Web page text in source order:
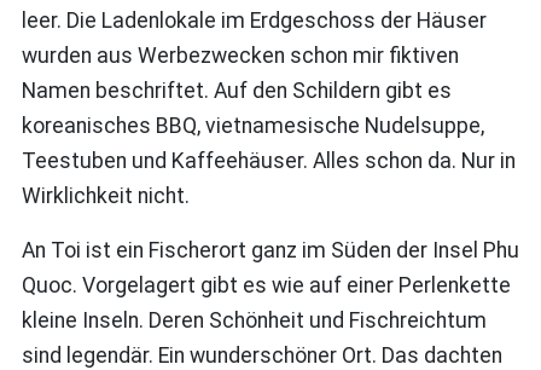
leer. Die Ladenlokale im Erdgeschoss der Häuser
wurden aus Werbezwecken schon mir fiktiven
Namen beschriftet. Auf den Schildern gibt es
koreanisches BBQ, vietnamesische Nudelsuppe,
Teestuben und Kaffeehäuser. Alles schon da. Nur in
Wirklichkeit nicht.
An Toi ist ein Fischerort ganz im Süden der Insel Phu
Quoc. Vorgelagert gibt es wie auf einer Perlenkette
kleine Inseln. Deren Schönheit und Fischreichtum
sind legendär. Ein wunderschöner Ort. Das dachten